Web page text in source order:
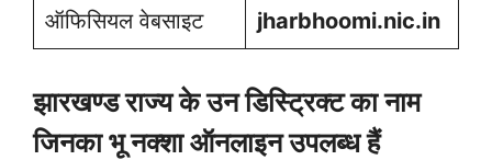
ऑफिसियल वेबसाइट jharbhoomi.nic.in
झारखण्ड राज्य के उन डिस्ट्रिक्ट का नाम
जिनका भू नक्शा ऑनलाइन उपलब्ध हैं